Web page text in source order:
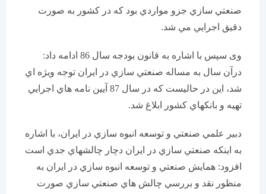
صنعتي سازي جزو مواردي بود که در کشور به صورت
دقيق اجرايي مي شد.
وی سپس با اشاره به قانون بودجه سال 86 ادامه داد:
درآن سال به مساله صنعتي سازي در ايران توجه ويژه اي
شد، اين در حاليست که در سال 87 آيين نامه هاي اجرايي
تهيه و بانکهاي کشور ابلاغ شد.
دبير علمي صنعتي و توسعه انبوه سازي در ايران، با اشاره
به اینکه صنعتي سازي در ايران دچار چالشهاي جدي است
افزود: همايش صنعتي و توسعه انبوه سازي در ايران به
منظور نقد و بررسي چالش هاي صنعتي سازي صورت